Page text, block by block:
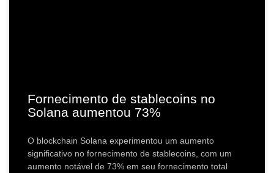
Fornecimento de stablecoins no
Solana aumentou 73%
O blockchain Solana experimentou um aumento
significativo no fornecimento de stablecoins, com um
aumento notável de 73% em seu fornecimento total